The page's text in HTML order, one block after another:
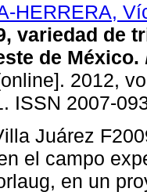
HERRERA,
variedad de
de México.
2012,
ISSN 2007-
Juárez
el campo
en un